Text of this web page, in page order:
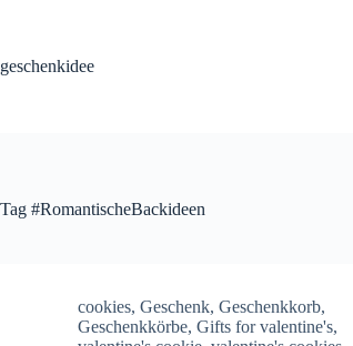
geschenkidee
Tag #RomantischeBackideen
cookies, Geschenk, Geschenkkorb,
Geschenkkörbe, Gifts for valentine's,